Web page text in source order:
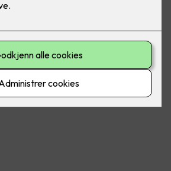
ECO 2700 m/ LED
42 graders spredning og 30
til innendørs bruke, inkl. LED